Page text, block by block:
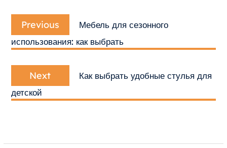
Навигация
по
записям
Previous
Previous
post:
Мебель для сезонного
использования: как выбрать
Next
Next
post:
Как выбрать удобные стулья для
детской